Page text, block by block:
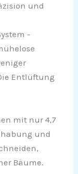
und
-
Entlüftung
mit nur 4,7
und
Bäume.